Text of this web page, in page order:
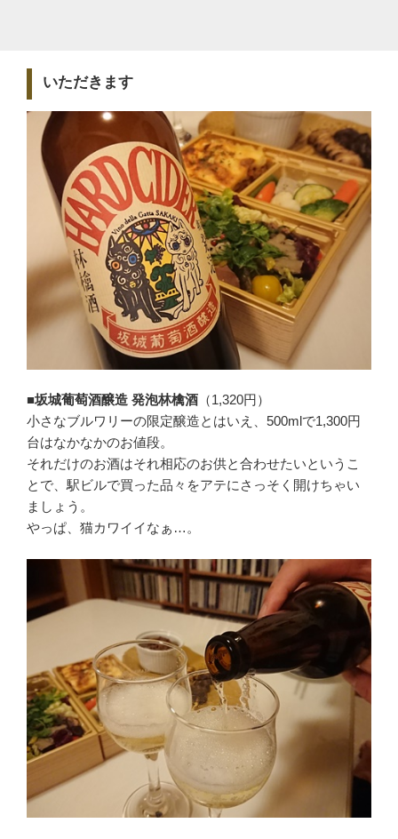
いただきます
■坂城葡萄酒醸造 発泡林檎酒 （1,320円）
小さなブルワリーの限定醸造とはいえ、500mlで1,300円
台はなかなかのお値段。
それだけのお酒はそれ相応のお供と合わせたいというこ
とで、駅ビルで買った品々をアテにさっそく開けちゃい
ましょう。
やっぱ、猫カワイイなぁ…。